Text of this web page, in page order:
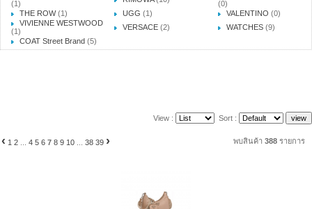
(1)
(0)
THE ROW(1) UGG (1) VALENTINO (0)
VIVIENNE WESTWOOD
(1)
VERSACE (2) WATCHES (9)
COAT Street Brand (5)
View : Sort :
‹ 1 2 4 5 6 7 8 9 10 38 39 › พบสินค้า 388 รายการ